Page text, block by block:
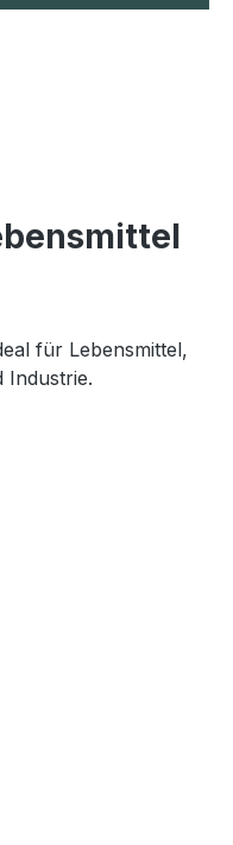
für Lebensmittel,
Industrie.